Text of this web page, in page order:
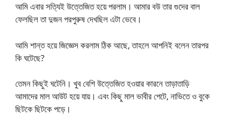
আমি এবার সত্যিই উত্তেজিত হয়ে পরলাম। আমার বউ তার গুদের বাল
ফেলছিল তা দুজন পরপুরুষ দেখছিল এটা ভেবে।
আমি শান্ত হয়ে জিজ্ঞেস করলাম ঠিক আছে, তাহলে আপনিই বলেন তারপর
কি ঘটেছে?
তেমন কিছুই ঘটেনি। খুব বেশি উত্তেজিত হওয়ার কারনে তাড়াতাড়ি
আমাদের মাল আউট হয়ে যায়। এবং কিছু মাল ভাবীর পেটে, নাভিতে ও বুকে
ছিটকে ছিটকে পড়ে।